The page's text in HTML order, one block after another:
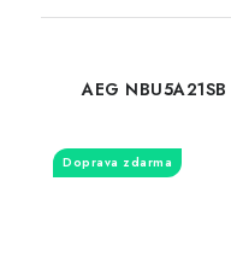
AEG NBU5A21SB
Doprava zdarma